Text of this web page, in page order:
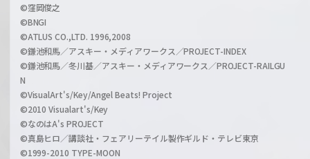
©窪岡俊之
©BNGI
©ATLUS CO.,LTD. 1996,2008
©鎌池和馬／アスキー・メディアワークス／PROJECT-INDEX
©鎌池和馬／冬川基／アスキー・メディアワークス／PROJECT-RAILGU
N
©VisualArt's/Key/Angel Beats! Project
©2010 Visualart's/Key
©なのはA's PROJECT
©真島ヒロ／講談社・フェアリーテイル製作ギルド・テレビ東京
©1999-2010 TYPE-MOON